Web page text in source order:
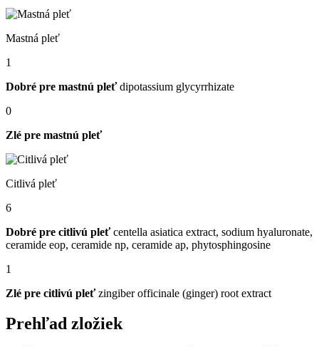
Mastná pleť
1
Dobré pre mastnú pleť dipotassium glycyrrhizate
0
Zlé pre mastnú pleť
Citlivá pleť
6
Dobré pre citlivú pleť centella asiatica extract, sodium hyaluronate,
ceramide eop, ceramide np, ceramide ap, phytosphingosine
1
Zlé pre citlivú pleť zingiber officinale (ginger) root extract
Prehľad zložiek